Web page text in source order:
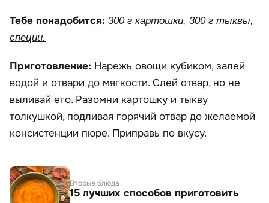
Тебе понадобится: 300 г картошки, 300 г тыквы,
специи.
Приготовление: Нарежь овощи кубиком, залей
водой и отвари до мягкости. Слей отвар, но не
выливай его. Разомни картошку и тыкву
толкушкой, подливая горячий отвар до желаемой
консистенции пюре. Приправь по вкусу.
Вторые блюда
15 лучших способов приготовить